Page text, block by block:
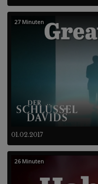
01.02.2017
27 Minuten
26 Minuten